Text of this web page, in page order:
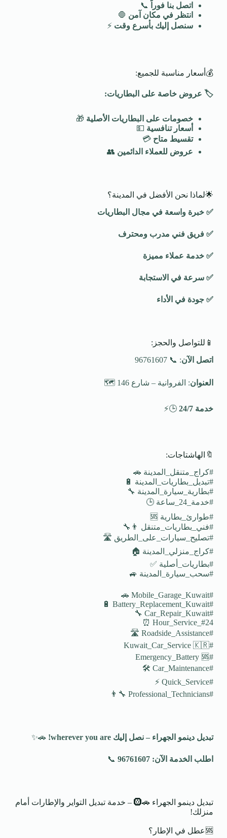
اتصل بنا فوراً
📞
انتظر في مكان آمن 🛑
سنصل إليك بأسرع وقت ⚡
💰أسعار مناسبة للجميع:
🏷️ عروض خاصة على البطاريات:
خصومات على البطاريات الأصلية 🎁
أسعار تنافسية 💵
تقسيط متاح 💳
عروض للعملاء الدائمين 👥
🌟لماذا نحن الأفضل في المدينة؟
✅ خبرة واسعة في مجال البطاريات
✅ فريق فني مدرب ومحترف
✅ خدمة عملاء مميزة
✅ سرعة في الاستجابة
✅ جودة في الأداء
📱للتواصل والحجز:
اتصل الآن: 📞 96761607
العنوان: الفروانية – شارع 146 🗺️
خدمة 24/7 🕒⚡
🔖الهاشتاجات:
#كراج_متنقل_المدينة 🚗
#تبديل_بطاريات_المدينة 🔋
#بطارية_سيارة_المدينة 🔧
#خدمة_24_ساعة 🕒
#طوارئ_بطارية 🆘
#فني_بطاريات_متنقل 👨‍🔧
#تصليح_سيارات_على_الطريق 🛣️
#كراج_منزلي_المدينة 🏠
#بطاريات_أصلية ✅
#سحب_سيارة_المدينة 🚙
#Mobile_Garage_Kuwait 🚗
#Battery_Replacement_Kuwait 🔋
#Car_Repair_Kuwait 🔧
#24_Hour_Service ⏰
#Roadside_Assistance 🛣️
#Kuwait_Car_Service 🇰🇷
#Emergency_Battery 🆘
#Car_Maintenance 🛠️
#Quick_Service ⚡
#Professional_Technicians 👨‍🔧
تبديل دينمو الجهراء – نصل إليك 🚗✨
اطلب الخدمة الآن: 96761607 📞
تبديل دينمو الجهراء 🚗🛞 – خدمة تبديل التواير والإطارات أمام
منزلك!
🆘عطل في الإطار؟